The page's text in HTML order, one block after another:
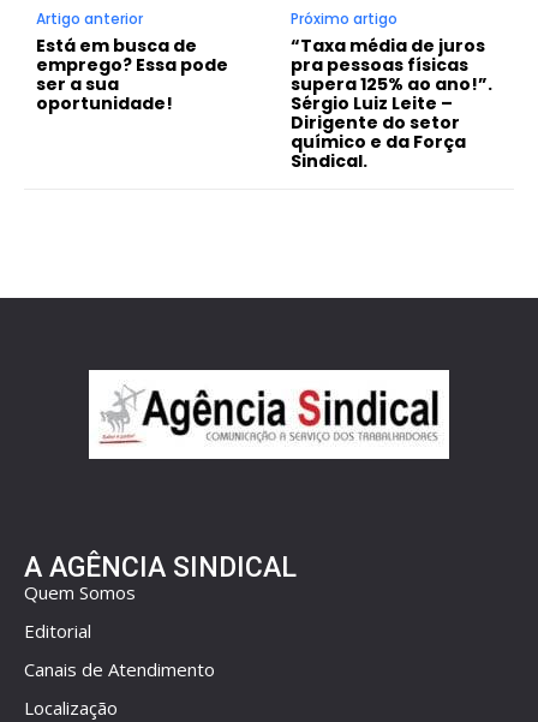
Artigo anterior
Está em busca de
emprego? Essa pode
ser a sua
oportunidade!
Próximo artigo
“Taxa média de juros
pra pessoas físicas
supera 125% ao ano!”.
Sérgio Luiz Leite –
Dirigente do setor
químico e da Força
Sindical.
A AGÊNCIA SINDICAL
Quem Somos
Editorial
Canais de Atendimento
Localização